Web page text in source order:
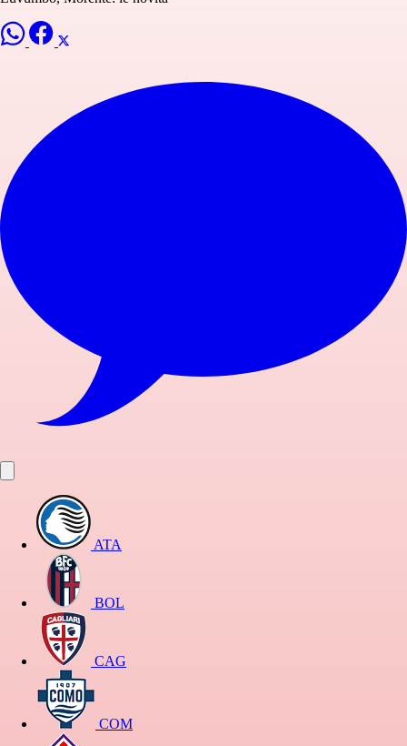
ATA
BOL
CAG
COM